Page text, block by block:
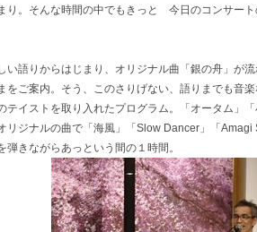
り。そんな時間の中でもきっと 今日のコンサー
い語りからはじまり、オリジナル曲「銀の舟」が
をご案内。そう、このさりげない、語りまでも音
イストを取り入れたプログラム。「オータム」「
リジナルの曲で「海風」「Slow Dancer」「
弾きながらあっという間の１時間。